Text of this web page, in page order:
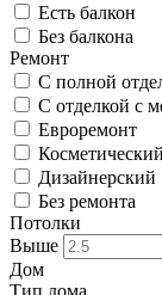
Есть балкон
Без балкона
Ремонт
С полной
С отделкой с
Евроремонт
Косметический
Дизайнерский
Без ремонта
Потолки
Выше
Дом
Тип дома